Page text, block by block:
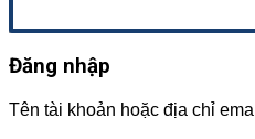
Đăng nhập
Tên tài khoản hoặc địa chỉ